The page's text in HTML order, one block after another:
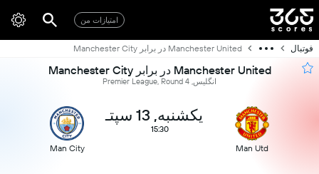
امتیازات من
فوتبال Manchester United در برابر Manchester City
Manchester United در برابر Manchester City
انگلیس, Premier League, Round 4
Man Utd
یکشنبه, 13 سپتـ
15:30
Man City